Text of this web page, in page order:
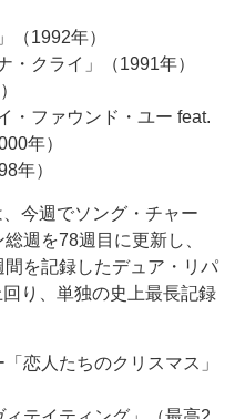
（1992年）
・クライ」（1991年）
・ファウンド・ユー feat.
年）
年）
今週でソング・チャー
週を78週目に更新し、
を記録したデュア・リパ
り、単独の史上最長記録
恋人たちのクリスマス」